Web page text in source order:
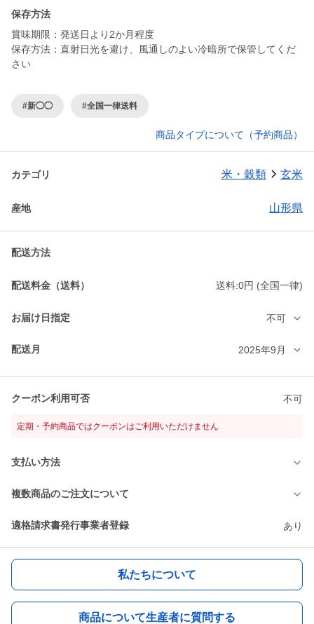
保存方法
賞味期限：発送日より2か月程度
保存方法：直射日光を避け、風通しのよい冷暗所で保管してくだ
さい
#新◯◯ #全国一律送料
商品タイプについて（予約商品）
カテゴリ 米・穀類 玄米
産地 山形県
配送方法
配送料金（送料） 送料:0円 (全国一律)
お届け日指定 不可
配送月 2025年9月
クーポン利用可否 不可
定期・予約商品ではクーポンはご利用いただけません
支払い方法
複数商品のご注文について
適格請求書発行事業者登録 あり
私たちについて
商品について生産者に質問する